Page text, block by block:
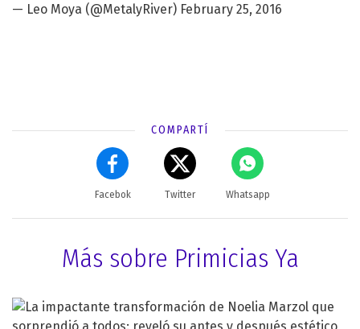
— Leo Moya (@MetalyRiver) February 25, 2016
COMPARTÍ
Facebok Twitter Whatsapp
Más sobre Primicias Ya